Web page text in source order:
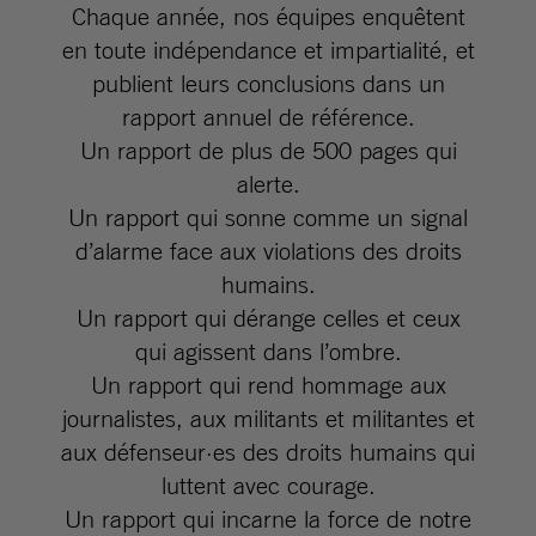
Chaque année, nos équipes enquêtent
en toute indépendance et impartialité, et
publient leurs conclusions dans un
rapport annuel de référence.
Un rapport de plus de 500 pages qui
alerte.
Un rapport qui sonne comme un signal
d’alarme face aux violations des droits
humains.
Un rapport qui dérange celles et ceux
qui agissent dans l’ombre.
Un rapport qui rend hommage aux
journalistes, aux militants et militantes et
aux défenseur·es des droits humains qui
luttent avec courage.
Un rapport qui incarne la force de notre